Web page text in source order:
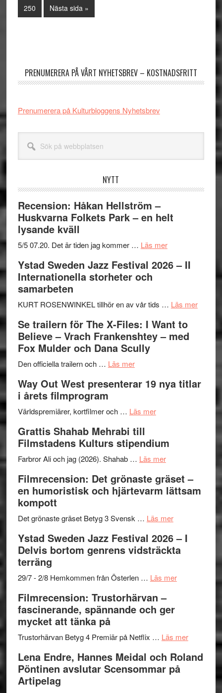
Sida
250
Go
to
Nästa sida »
PRENUMERERA PÅ VÅRT NYHETSBREV – KOSTNADSFRITT
Prenumerera på Kulturbloggens Nyhetsbrev
webbplatsen
NYTT
Recension: Håkan Hellström –
Huskvarna Folkets Park – en helt
lysande kväll
5/5 07.20. Det är tiden jag kommer … Läs merom
Håkan
Huskvarna
Park
–
kväll
Ystad Sweden Jazz Festival 2026 – II
Internationella storheter och
samarbeten
KURT ROSENWINKEL tillhör en av vår tids … Läs merom
II
Se trailern för The X-Files: I Want to
Believe – Vrach Frankenshtey – med
Fox Mulder och Dana Scully
Den officiella trailern och … Läs merom
trailern
The
Files:
I
Want
Believe
–
Frankenshtey
med
Fox
och
Scully
Way Out West presenterar 19 nya titlar
i årets filmprogram
Världspremiärer, kortfilmer och … Läs merom
West
presenterar
nya
titlar
årets
Grattis Shahab Mehrabi till
Filmstadens Kulturs stipendium
Farbror Ali och jag (2026). Shahab … Läs merom
Shahab
Mehrabi
Filmstadens
stipendium
Filmrecension: Det grönaste gräset –
en humoristisk och hjärtevarm lättsam
kompott
Det grönaste gräset Betyg 3 Svensk … Läs merom
Filmrecension:
Det
grönaste
–
och
lättsam
Ystad Sweden Jazz Festival 2026 – I
Delvis bortom genrens vidsträckta
terräng
29/7 - 2/8 Hemkommen från Österlen … Läs merom
2026
I
Delvis
Filmrecension: Trustorhärvan –
fascinerande, spännande och ger
mycket att tänka på
Trustorhärvan Betyg 4 Premiär på Netflix … Läs merom
Lena Endre, Hannes Meidal och Roland
Pöntinen avslutar Scensommar på
Artipelag